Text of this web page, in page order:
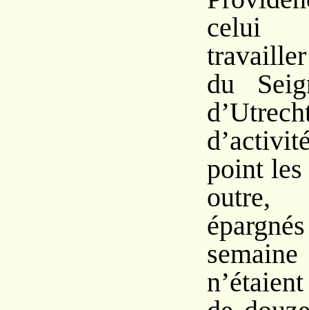
celui
du
point